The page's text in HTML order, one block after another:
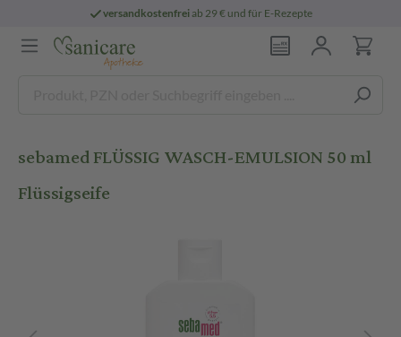
versandkostenfreiab 29 € und für E-Rezepte
sebamed FLÜSSIG WASCH-EMULSION 50 ml
Flüssigseife